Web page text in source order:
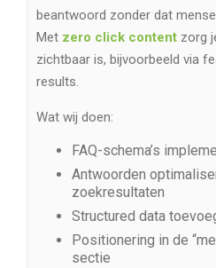
beantwoord zonder dat
Met zero click content zorg
zichtbaar is, bijvoorbeeld via
results.
Wat wij doen:
FAQ-schema’s
Antwoorden
zoekresultaten
Structured data
Positionering in de
sectie